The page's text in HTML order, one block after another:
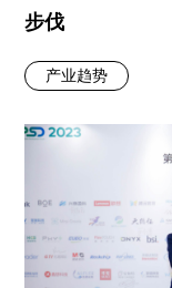
步伐
产业趋势